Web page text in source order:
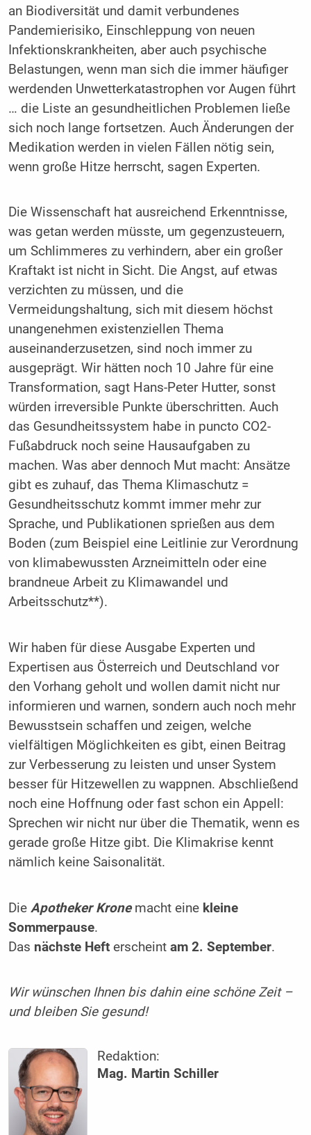
an Biodiversität und damit verbundenes
Pandemierisiko, Einschleppung von neuen
Infektionskrankheiten, aber auch psychische
Belastungen, wenn man sich die immer häufiger
werdenden Unwetterkatastrophen vor Augen führt
… die Liste an gesundheitlichen Problemen ließe
sich noch lange fortsetzen. Auch Änderungen der
Medikation werden in vielen Fällen nötig sein,
wenn große Hitze herrscht, sagen Experten.
Die Wissenschaft hat ausreichend Erkenntnisse,
was getan werden müsste, um gegenzusteuern,
um Schlimmeres zu verhindern, aber ein großer
Kraftakt ist nicht in Sicht. Die Angst, auf etwas
verzichten zu müssen, und die
Vermeidungshaltung, sich mit diesem höchst
unangenehmen existenziellen Thema
auseinanderzusetzen, sind noch immer zu
ausgeprägt. Wir hätten noch 10 Jahre für eine
Transformation, sagt Hans-Peter Hutter, sonst
würden irreversible Punkte überschritten. Auch
das Gesundheitssystem habe in puncto CO2-
Fußabdruck noch seine Hausaufgaben zu
machen. Was aber dennoch Mut macht: Ansätze
gibt es zuhauf, das Thema Klimaschutz =
Gesundheitsschutz kommt immer mehr zur
Sprache, und Publikationen sprießen aus dem
Boden (zum Beispiel eine Leitlinie zur Verordnung
von klimabewussten Arzneimitteln oder eine
brandneue Arbeit zu Klimawandel und
Arbeitsschutz**).
Wir haben für diese Ausgabe Experten und
Expertisen aus Österreich und Deutschland vor
den Vorhang geholt und wollen damit nicht nur
informieren und warnen, sondern auch noch mehr
Bewusstsein schaffen und zeigen, welche
vielfältigen Möglichkeiten es gibt, einen Beitrag
zur Verbesserung zu leisten und unser System
besser für Hitzewellen zu wappnen. Abschließend
noch eine Hoffnung oder fast schon ein Appell:
Sprechen wir nicht nur über die Thematik, wenn es
gerade große Hitze gibt. Die ­Klimakrise kennt
nämlich keine Saisonalität.
Die Apotheker Kronemacht eine kleine
Sommerpause.
Das nächste Hefterscheint am 2. September.
Wir wünschen Ihnen bis dahin eine schöne Zeit –
und bleiben Sie gesund!
Redaktion:
Mag. Martin Schiller